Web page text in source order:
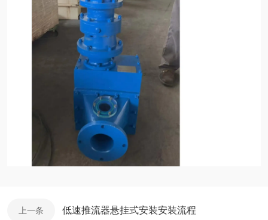
上一条 低速推流器悬挂式安装安装流程